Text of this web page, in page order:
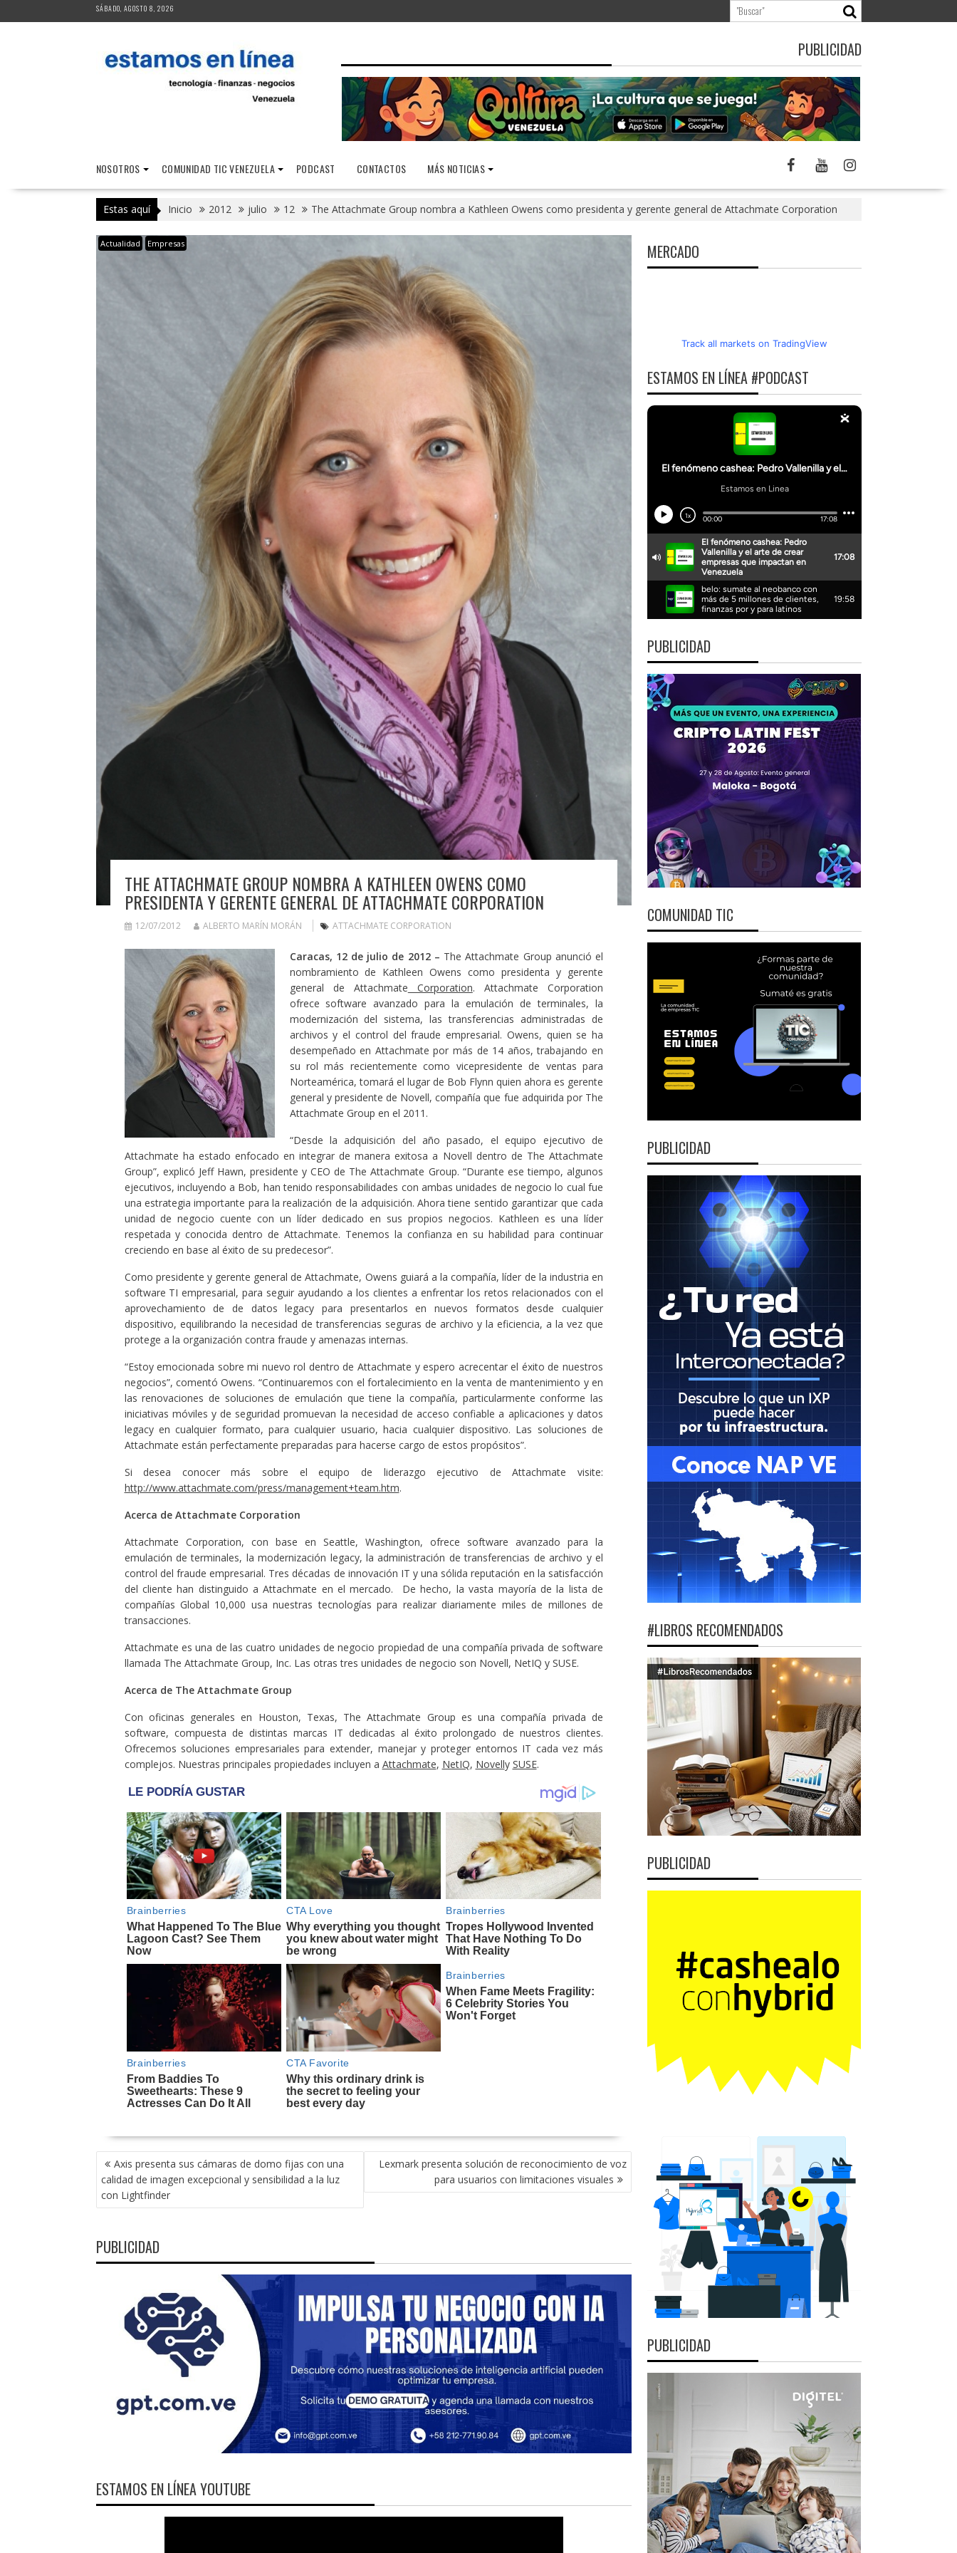
al
SÁBADO, AGOSTO 8, 2026
PUBLICIDAD
NOSOTROS COMUNIDAD TIC VENEZUELA PODCAST CONTACTOS MÁS NOTICIAS
Estas aquí Inicio 2012 julio 12 The Attachmate Group nombra a Kathleen Owens como presidenta y gerente general de Attachmate Corporation
Actualidad Empresas
THE ATTACHMATE GROUP NOMBRA A KATHLEEN OWENS COMO
PRESIDENTA Y GERENTE GENERAL DE ATTACHMATE CORPORATION
12/07/2012 ALBERTO MARÍN MORÁN ATTACHMATE CORPORATION
Caracas, 12 de julio de 2012 – The Attachmate Group anunció el
nombramiento de Kathleen Owens como presidenta y gerente
general de Attachmate Corporation. Attachmate Corporation
ofrece software avanzado para la emulación de terminales, la
modernización del sistema, las transferencias administradas de
archivos y el control del fraude empresarial. Owens, quien se ha
desempeñado en Attachmate por más de 14 años, trabajando en
su rol más recientemente como vicepresidente de ventas para
Norteamérica, tomará el lugar de Bob Flynn quien ahora es gerente
general y presidente de Novell, compañía que fue adquirida por The
Attachmate Group en el 2011.
“Desde la adquisición del año pasado, el equipo ejecutivo de
Attachmate ha estado enfocado en integrar de manera exitosa a Novell dentro de The Attachmate
Group”, explicó Jeff Hawn, presidente y CEO de The Attachmate Group. “Durante ese tiempo, algunos
ejecutivos, incluyendo a Bob, han tenido responsabilidades con ambas unidades de negocio lo cual fue
una estrategia importante para la realización de la adquisición. Ahora tiene sentido garantizar que cada
unidad de negocio cuente con un líder dedicado en sus propios negocios. Kathleen es una líder
respetada y conocida dentro de Attachmate. Tenemos la confianza en su habilidad para continuar
creciendo en base al éxito de su predecesor”.
Como presidente y gerente general de Attachmate, Owens guiará a la compañía, líder de la industria en
software TI empresarial, para seguir ayudando a los clientes a enfrentar los retos relacionados con el
aprovechamiento de de datos legacy para presentarlos en nuevos formatos desde cualquier
dispositivo, equilibrando la necesidad de transferencias seguras de archivo y la eficiencia, a la vez que
protege a la organización contra fraude y amenazas internas.
“Estoy emocionada sobre mi nuevo rol dentro de Attachmate y espero acrecentar el éxito de nuestros
negocios”, comentó Owens. “Continuaremos con el fortalecimiento en la venta de mantenimiento y en
las renovaciones de soluciones de emulación que tiene la compañía, particularmente conforme las
iniciativas móviles y de seguridad promuevan la necesidad de acceso confiable a aplicaciones y datos
legacy en cualquier formato, para cualquier usuario, hacia cualquier dispositivo. Las soluciones de
Attachmate están perfectamente preparadas para hacerse cargo de estos propósitos”.
Si desea conocer más sobre el equipo de liderazgo ejecutivo de Attachmate visite:
http://www.attachmate.com/press/management+team.htm.
Acerca de Attachmate Corporation
Attachmate Corporation, con base en Seattle, Washington, ofrece software avanzado para la
emulación de terminales, la modernización legacy, la administración de transferencias de archivo y el
control del fraude empresarial. Tres décadas de innovación IT y una sólida reputación en la satisfacción
del cliente han distinguido a Attachmate en el mercado. De hecho, la vasta mayoría de la lista de
compañías Global 10,000 usa nuestras tecnologías para realizar diariamente miles de millones de
transacciones.
Attachmate es una de las cuatro unidades de negocio propiedad de una compañía privada de software
llamada The Attachmate Group, Inc. Las otras tres unidades de negocio son Novell, NetIQ y SUSE.
Acerca de The Attachmate Group
Con oficinas generales en Houston, Texas, The Attachmate Group es una compañía privada de
software, compuesta de distintas marcas IT dedicadas al éxito prolongado de nuestros clientes.
Ofrecemos soluciones empresariales para extender, manejar y proteger entornos IT cada vez más
complejos. Nuestras principales propiedades incluyen a Attachmate, NetIQ, Novelly SUSE.
NAVEGACIÓN
DE
ENTRADAS
Axis presenta sus cámaras de domo fijas con una
calidad de imagen excepcional y sensibilidad a la luz
con Lightfinder
Lexmark presenta solución de reconocimiento de voz
para usuarios con limitaciones visuales
PUBLICIDAD
ESTAMOS EN LÍNEA YOUTUBE
MERCADO
Track all markets on TradingView
ESTAMOS EN LÍNEA #PODCAST
PUBLICIDAD
COMUNIDAD TIC
PUBLICIDAD
#LIBROS RECOMENDADOS
PUBLICIDAD
PUBLICIDAD